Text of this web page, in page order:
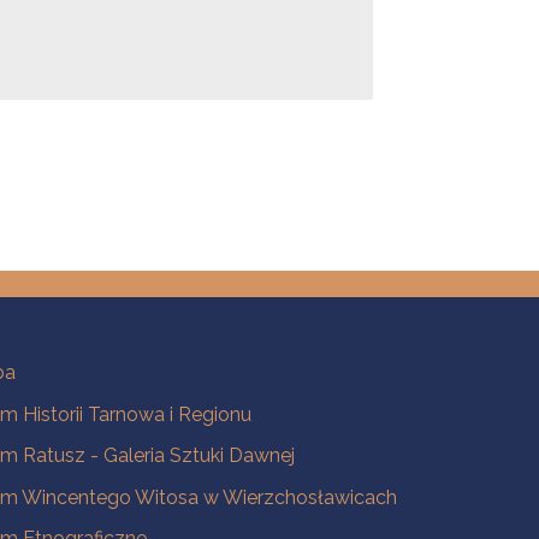
Historii Tarnowa i Regionu
Ratusz - Galeria Sztuki Dawnej
Wincentego Witosa w Wierzchosławicach